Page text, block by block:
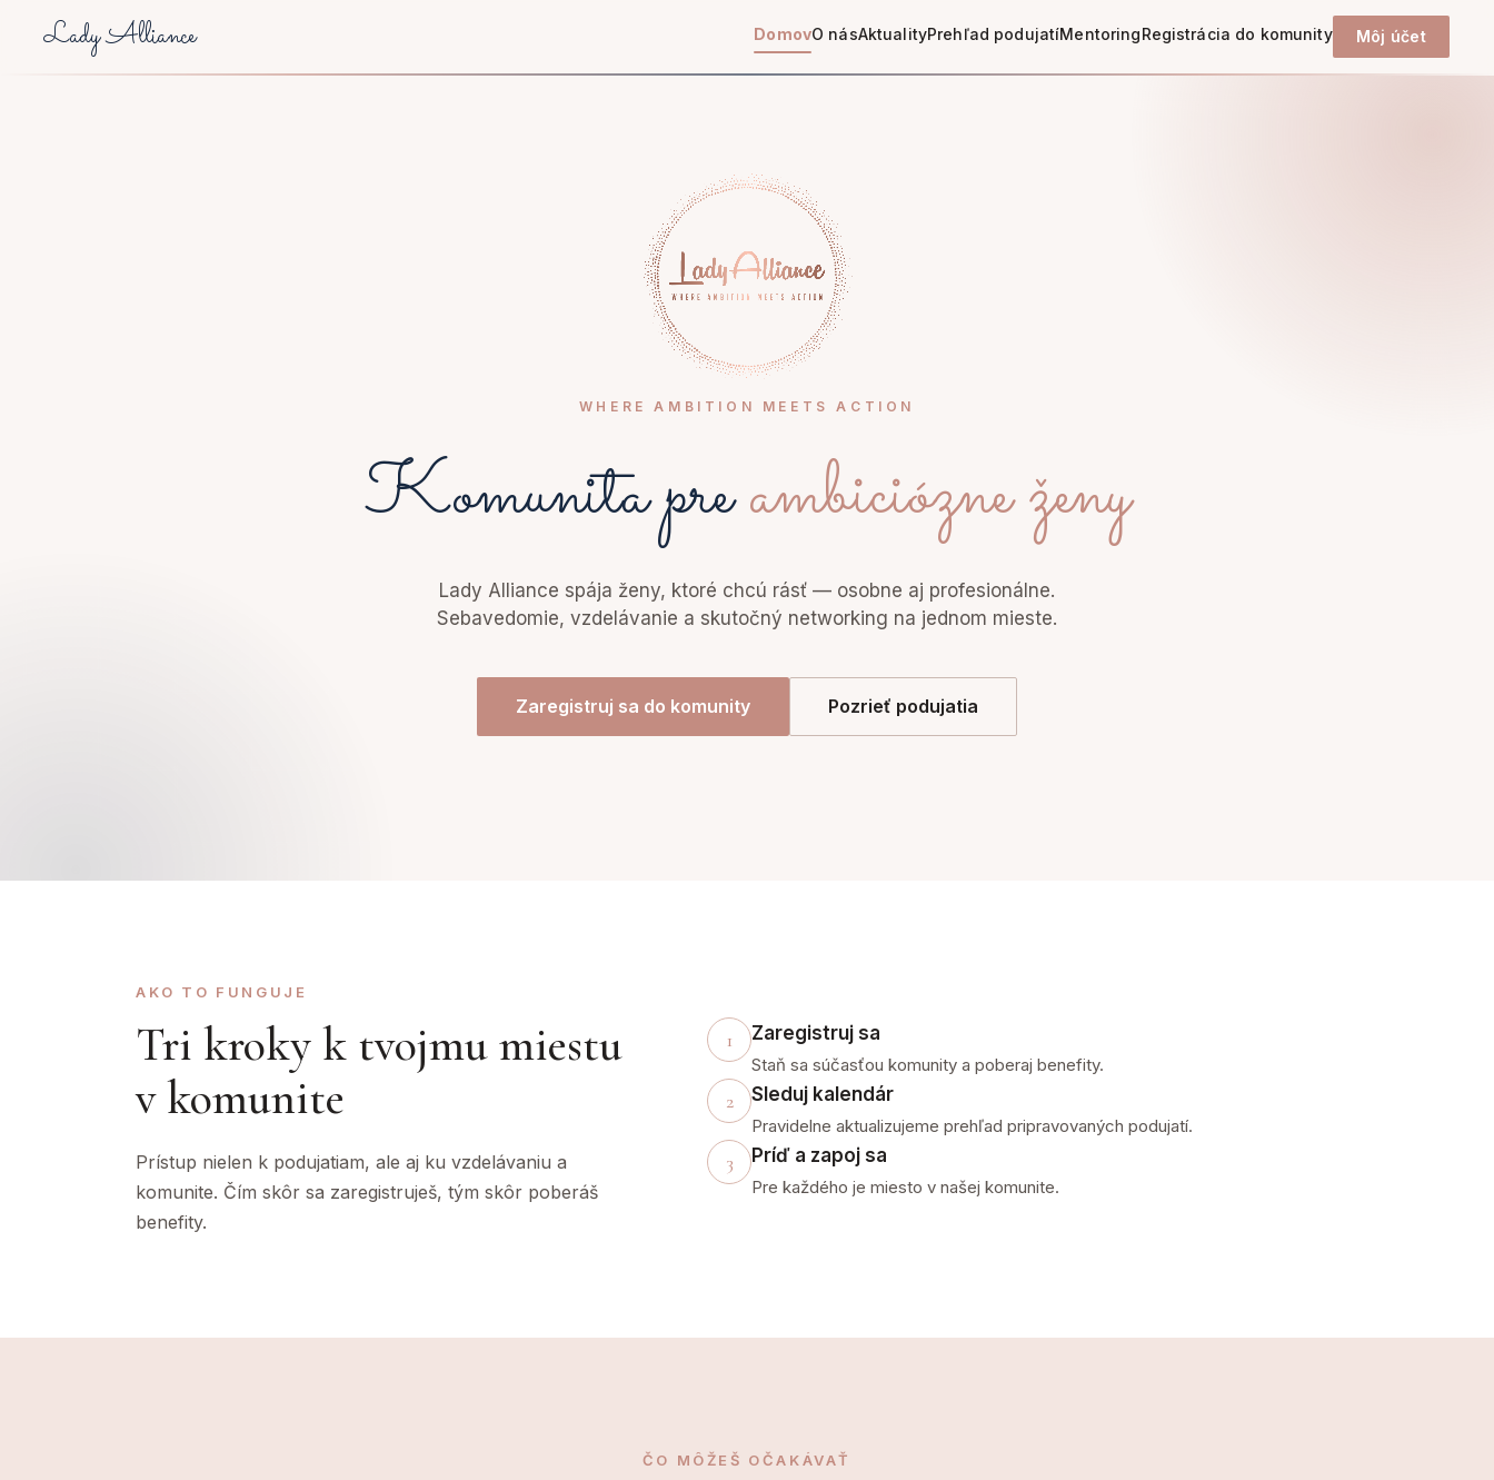
Lady Alliance DomovO násAktualityPrehľad podujatíMentoringRegistrácia do komunity Môj účet
WHERE AMBITION MEETS ACTION
Komunita preambiciózne ženy
Lady Alliance spája ženy, ktoré chcú rásť — osobne aj profesionálne.
Sebavedomie, vzdelávanie a skutočný networking na jednom mieste.
Zaregistruj sa do komunity Pozrieť podujatia
AKO TO FUNGUJE
Tri kroky k tvojmu miestu
v komunite
Prístup nielen k podujatiam, ale aj ku vzdelávaniu a
komunite. Čím skôr sa zaregistruješ, tým skôr poberáš
benefity.
1 Zaregistruj sa
Staň sa súčasťou komunity a poberaj benefity.
2 Sleduj kalendár
Pravidelne aktualizujeme prehľad pripravovaných podujatí.
3 Príď a zapoj sa
Pre každého je miesto v našej komunite.
ČO MÔŽEŠ OČAKÁVAŤ